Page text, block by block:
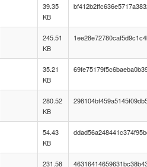
39.35
KB
245.51
KB
35.21
KB
280.52
KB
54.43
KB
231.58